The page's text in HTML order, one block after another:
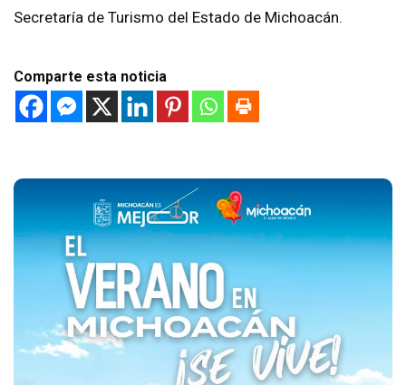
Secretaría de Turismo del Estado de Michoacán.
Comparte esta noticia